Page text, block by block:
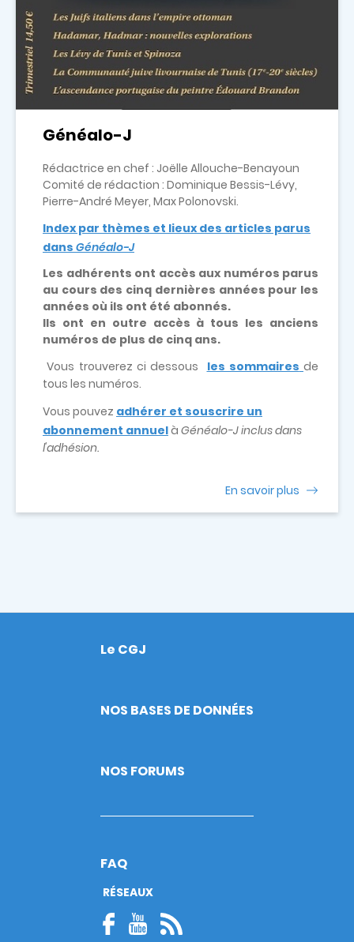
Généalo-J
Rédactrice en chef : Joëlle Allouche-Benayoun
Comité de rédaction : Dominique Bessis-Lévy,
Pierre-André Meyer, Max Polonovski.
Index par thèmes et lieux des articles parus
dans Généalo-J
Les adhérents ont accès aux numéros parus
au cours des cinq dernières années pour les
années où ils ont été abonnés.
Ils ont en outre accès à tous les anciens
numéros de plus de cinq ans.
Vous trouverez ci dessous les sommaires de
tous les numéros.
Vous pouvez adhérer et souscrire un
abonnement annuelà Généalo-J inclus dans
l'adhésion.
En savoir plus
Footer
Le CGJ
NOS BASES DE DONNÉES
NOS FORUMS
FAQ
RÉSEAUX